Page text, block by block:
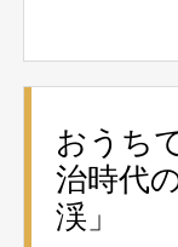
おうち
治時代
渓」